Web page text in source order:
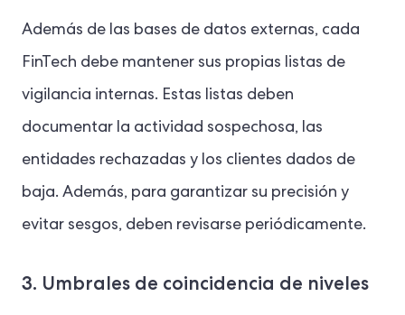
Además de las bases de datos externas, cada
FinTech debe mantener sus propias listas de
vigilancia internas. Estas listas deben
documentar la actividad sospechosa, las
entidades rechazadas y los clientes dados de
baja. Además, para garantizar su precisión y
evitar sesgos, deben revisarse periódicamente.
3. Umbrales de coincidencia de niveles